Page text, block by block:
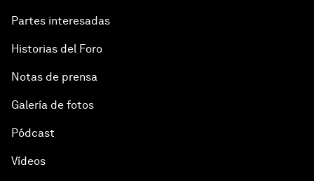
Partes interesadas
Historias del Foro
Notas de prensa
Galería de fotos
Pódcast
Vídeos